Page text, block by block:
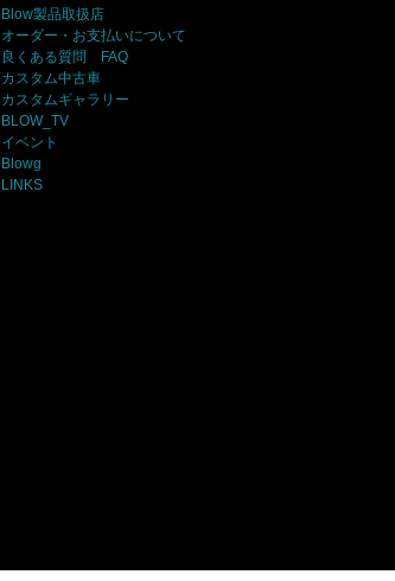
Blow製品取扱店
オーダー・お支払いについて
良くある質問 FAQ
カスタム中古車
カスタムギャラリー
BLOW_TV
イベント
Blowg
LINKS